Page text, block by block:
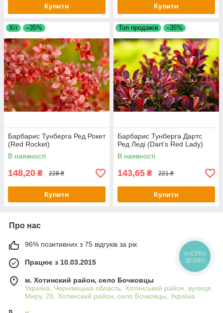
Купити Купити
Хіт –35%
Барбарис Тунберга Ред Рокет
(Red Rocket)
В наявності
148,20 ₴ 228 ₴
Купити
Топ продажів –35%
Барбарис Тунберга Дартс
Ред Леді (Dart’s Red Lady)
В наявності
143,65 ₴ 221 ₴
Купити
Про нас
96% позитивних з 75 відгуків за рік
Працює з 10.03.2015
м. Хотинский район, село Бочковцы
Україна, Чернівецька область, Хотинський район, вулиця
Миру, 26, Хотинский район, село Бочковцы, Україна
КНОПКА
ЗВ'ЯЗКУ